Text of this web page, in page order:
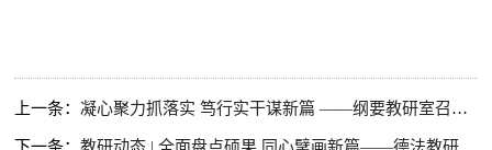
上一条： 凝心聚力抓落实 笃行实干谋新篇 ——纲要教研室召开专题会议传达学校精神并安排年度工作任务
下一条：教研动态 | 全面盘点硕果 同心擘画新篇——德法教研室召开年度总结会